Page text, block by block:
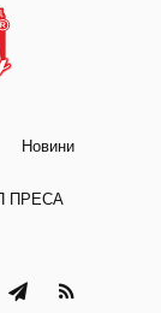
Новини
ПРЕСА